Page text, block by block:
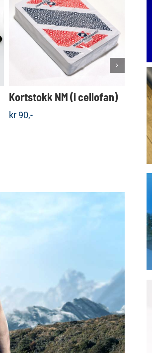
KJØPDette
produktet
har
flere
varianter.
Alternativene
på
produktsiden
Detaljer
Kortstokk NM (i cellofan)
kr90,-